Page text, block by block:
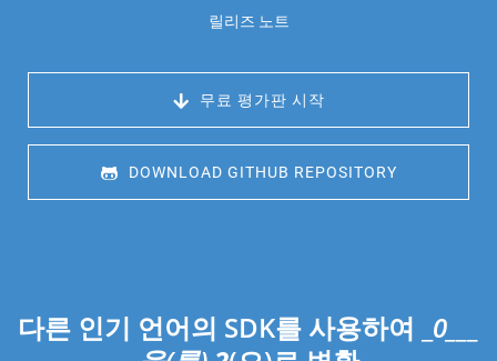
릴리즈 노트
무료 평가판 시작
DOWNLOAD GITHUB REPOSITORY
다른 인기 언어의 SDK를 사용하여 _ 0___